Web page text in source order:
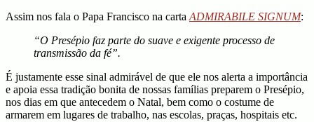
Assim nos fala o Papa Francisco na cartaADMIRABILE SIGNUM:
“O Presépio faz parte do suave e exigente processo de
transmissão da fé”.
É justamente esse sinal admirável de que ele nos alerta a importância
e apoia essa tradição bonita de nossas famílias preparem o Presépio,
nos dias em que antecedem o Natal, bem como o costume de
armarem em lugares de trabalho, nas escolas, praças, hospitais etc.